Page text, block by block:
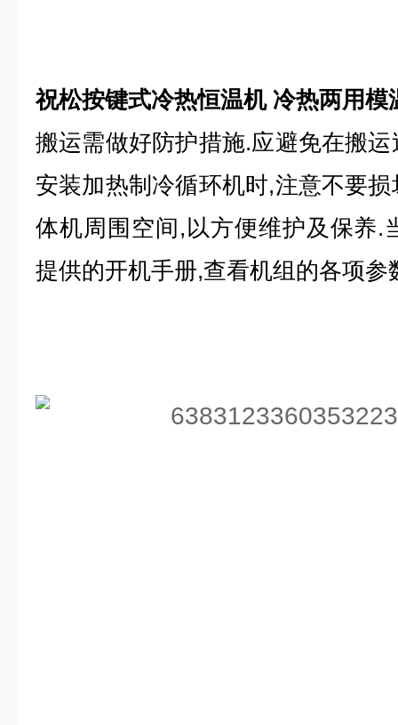
祝松按键式冷热恒温机 冷热两用模
搬运需做好防护措施.应避免在搬
安装加热制冷循环机时,注意不要
体机周围空间,以方便维护及保养.
提供的开机手册,查看机组的各项参